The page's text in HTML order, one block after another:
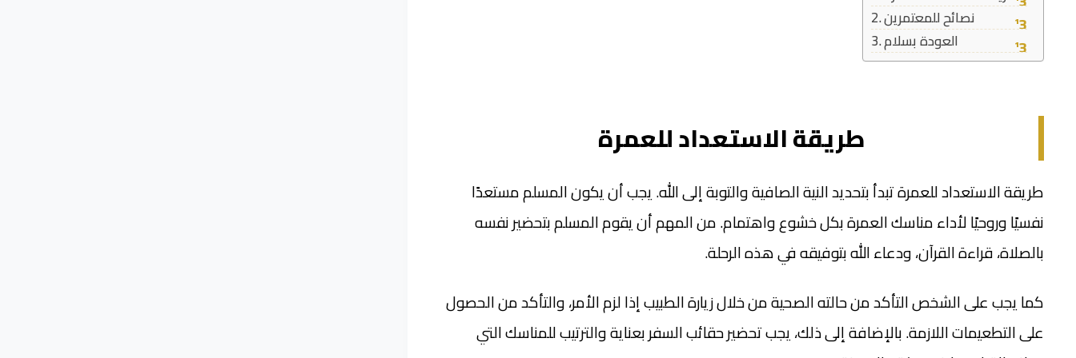
نصائح للمعتمرين
العودة بسلام
طريقة الاستعداد للعمرة
طريقة الاستعداد للعمرة تبدأ بتحديد النية الصافية والتوبة إلى الله. يجب أن يكون المسلم مستعدًا
نفسيًا وروحيًا لأداء مناسك العمرة بكل خشوع واهتمام. من المهم أن يقوم المسلم بتحضير نفسه
بالصلاة، قراءة القرآن، ودعاء الله بتوفيقه في هذه الرحلة.
كما يجب على الشخص التأكد من حالته الصحية من خلال زيارة الطبيب إذا لزم الأمر، والتأكد من الحصول
على التطعيمات اللازمة. بالإضافة إلى ذلك، يجب تحضير حقائب السفر بعناية والترتيب للمناسك التي